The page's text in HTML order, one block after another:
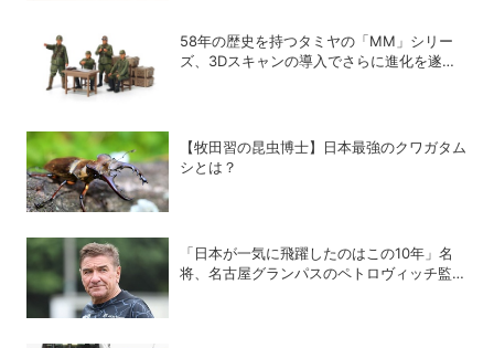
58年の歴史を持つタミヤの「MM」シリー
ズ、3Dスキャンの導入でさらに進化を遂げ
【牧田習の昆虫博士】日本最強のクワガタム
シとは？
「日本が一気に飛躍したのはこの10年」名
将、名古屋グランパスのペトロヴィッチ監督